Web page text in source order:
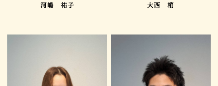
河嶋 祐子 大西 梢